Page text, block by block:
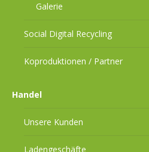
Galerie
Social Digital Recycling
Koproduktionen / Partner
Handel
Unsere Kunden
Ladengeschäfte